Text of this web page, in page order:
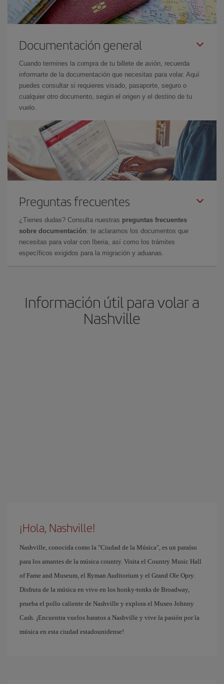
Documentación general
Cuando termines la compra de tu billete de avión, recuerda
informarte de la documentación que necesitas para volar. Aquí
puedes consultar si requieres visado, pasaporte, seguro o
cualquier otro documento, según el origen y el destino de tu
vuelo.
Preguntas frecuentes
¿Tienes dudas? Consulta nuestras preguntas frecuentes
sobre documentación: te aclaramos los documentos que
necesitas para volar con Iberia, así como los trámites
específicos exigidos para la migración y aduanas.
Información útil para volar a
Nashville
¡Hola, Nashville!
Nashville, conocida como la "Ciudad de la Música", es un paraíso
para los amantes de la música country. Visita el Country Music Hall
of Fame and Museum, el Ryman Auditorium y el Grand Ole Opry.
Disfruta de la música en vivo en los honky-tonks de Broadway,
prueba el pollo caliente de Nashville y explora el Museo Johnny
Cash. ¡Encuentra vuelos baratos a Nashville y vive la pasión por la
música en esta ciudad estadounidense!